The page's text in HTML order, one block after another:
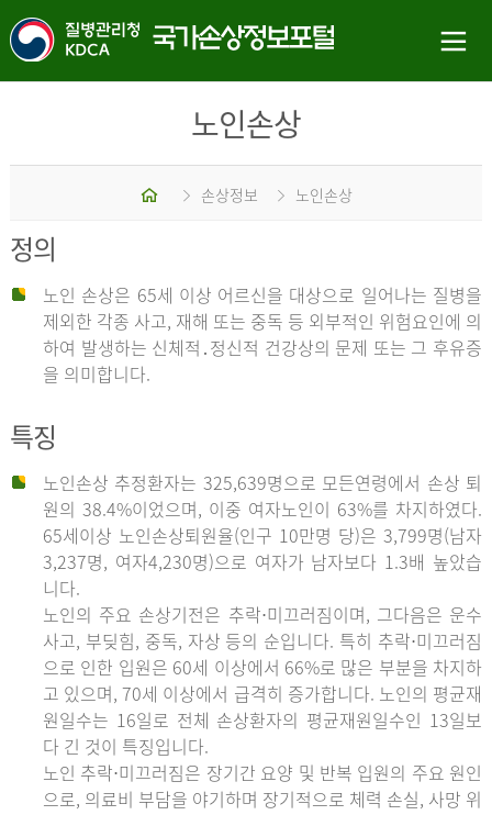
노인손상
홈 손상정보 노인손상
정의
노인 손상은 65세 이상 어르신을 대상으로 일어나는 질병을
제외한 각종 사고, 재해 또는 중독 등 외부적인 위험요인에 의
하여 발생하는 신체적․정신적 건강상의 문제 또는 그 후유증
을 의미합니다.
특징
노인손상 추정환자는 325,639명으로 모든연령에서 손상 퇴
원의 38.4%이었으며, 이중 여자노인이 63%를 차지하였다.
65세이상 노인손상퇴원율(인구 10만명 당)은 3,799명(남자
3,237명, 여자4,230명)으로 여자가 남자보다 1.3배 높았습
니다.
노인의 주요 손상기전은 추락⋅미끄러짐이며, 그다음은 운수
사고, 부딪힘, 중독, 자상 등의 순입니다. 특히 추락⋅미끄러짐
으로 인한 입원은 60세 이상에서 66%로 많은 부분을 차지하
고 있으며, 70세 이상에서 급격히 증가합니다. 노인의 평균재
원일수는 16일로 전체 손상환자의 평균재원일수인 13일보
다 긴 것이 특징입니다.
노인 추락⋅미끄러짐은 장기간 요양 및 반복 입원의 주요 원인
으로, 의료비 부담을 야기하며 장기적으로 체력 손실, 사망 위